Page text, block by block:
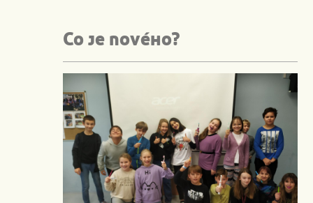
Co je nového?